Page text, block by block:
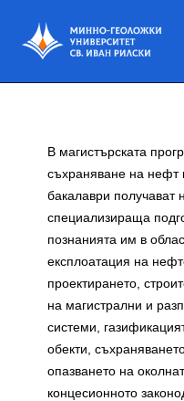
В магистърската
съхраняване на нефт
бакалаври получават
специализираща
познанията им в
експлоатация на
проектирането,
на магистрални и
системи,
обекти,
опазването на
концесионното